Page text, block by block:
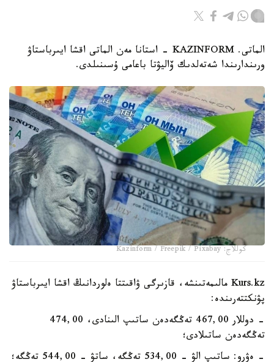
الماتى. KAZINFORM - استانا مەن الماتى اقشا ايىرباستاۋ
ورىندارىندا شەتەلدىك ۆاليۋتا باعامى ۇسىنىلدى.
كوللاج: Kazinform / Freepik / Pixabay
Kurs.kz مالىمەتىنشە، قازىرگى ۋاقىتتا ەلوردانىڭ اقشا ايىرباستاۋ
پۋنكتتەرىندە:
- دوللار 467,00 تەڭگەدەن ساتىپ الىنادى، 474,00
تەڭگەدەن ساتىلادى؛
- ەۋرو: ساتىپ الۋ - 534,00 تەڭگە، ساتۋ - 544,00 تەڭگە؛